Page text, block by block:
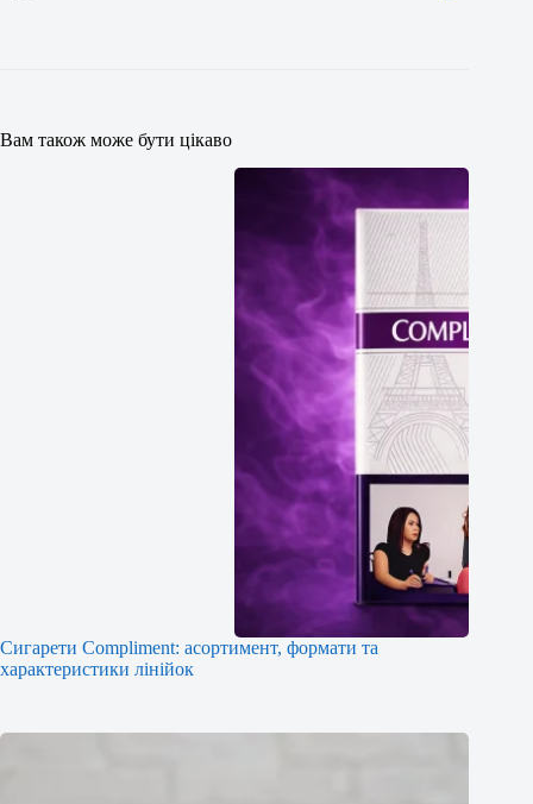
Вам також може бути цікаво
Сигарети Compliment: асортимент, формати та
характеристики лінійок